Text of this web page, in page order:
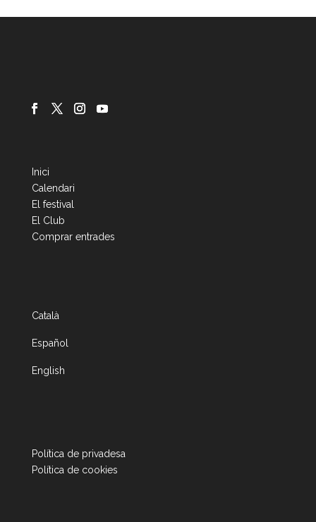
Inici
Calendari
El festival
El Club
Comprar entrades
Català
Español
English
Política de privadesa
Política de cookies